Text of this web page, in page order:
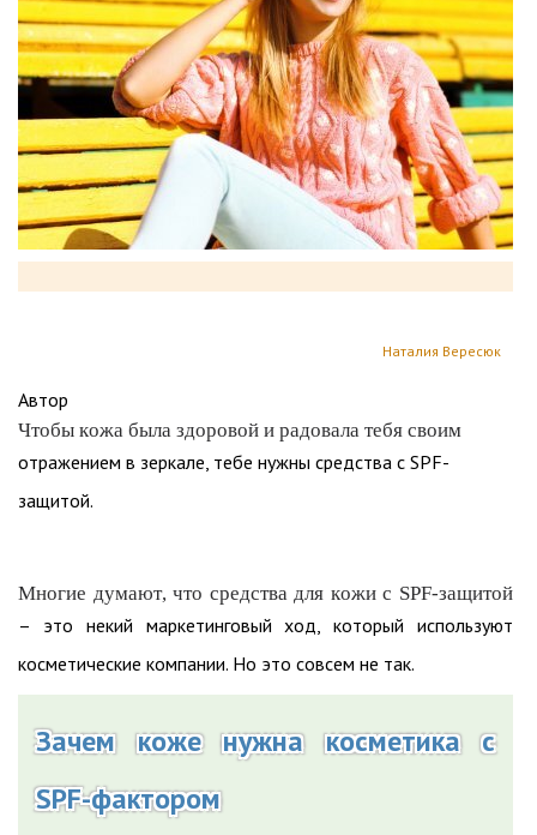
Наталия Вересюк
Автор
Чтобы кожа была здоровой и радовала тебя своим
отражением в зеркале, тебе нужны средства с SPF-
защитой.
Многие думают, что средства для кожи с SPF-защитой
– это некий маркетинговый ход, который используют
косметические компании. Но это совсем не так.
Зачем коже нужна косметика с
SPF-фактором